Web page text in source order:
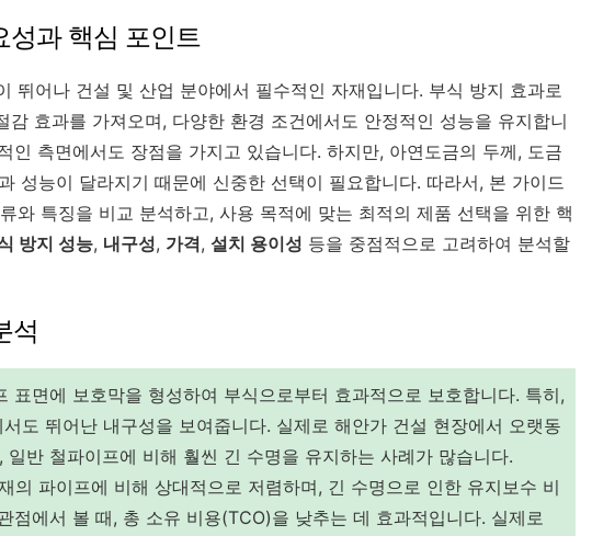
성과 핵심 포인트
뛰어나 건설 및 산업 분야에서 필수적인 자재입니다. 부식 방지 효과로
효과를 가져오며, 다양한 환경 조건에서도 안정적인 성능을 유지합니
인 측면에서도 장점을 가지고 있습니다. 하지만, 아연도금의 두께, 도금
성능이 달라지기 때문에 신중한 선택이 필요합니다. 따라서, 본 가이드
와 특징을 비교 분석하고, 사용 목적에 맞는 최적의 제품 선택을 위한 핵
방지 성능, 내구성, 가격, 설치 용이성 등을 중점적으로 고려하여 분석할
석
표면에 보호막을 형성하여 부식으로부터 효과적으로 보호합니다. 특히,
도 뛰어난 내구성을 보여줍니다. 실제로 해안가 건설 현장에서 오랫동
반 철파이프에 비해 훨씬 긴 수명을 유지하는 사례가 많습니다.
의 파이프에 비해 상대적으로 저렴하며, 긴 수명으로 인한 유지보수 비
점에서 볼 때, 총 소유 비용(TCO)을 낮추는 데 효과적입니다. 실제로